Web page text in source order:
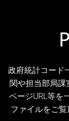
政府統計コード
関や担当部局課
ページURL等を
ファイルをご